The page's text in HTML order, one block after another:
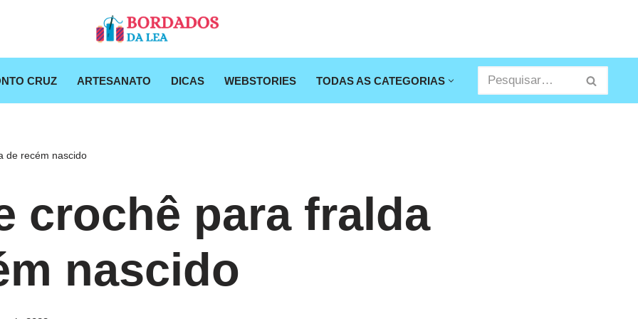
CRUZ ARTESANATO DICAS WEBSTORIES TODAS AS CATEGORIAS
de recém nascido
crochê para fralda
nascido